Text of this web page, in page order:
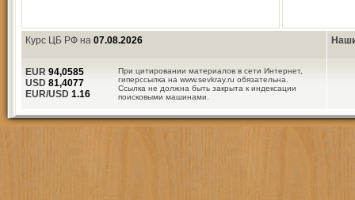
Курс ЦБ РФ на 07.08.2026
При цитировании материалов в сети Интернет,
гиперссылка на www.sevkray.ru обязательна.
Ссылка не должна быть закрыта к индексации
поисковыми машинами.
EUR 94,0585
USD 81,4077
EUR/USD 1.16